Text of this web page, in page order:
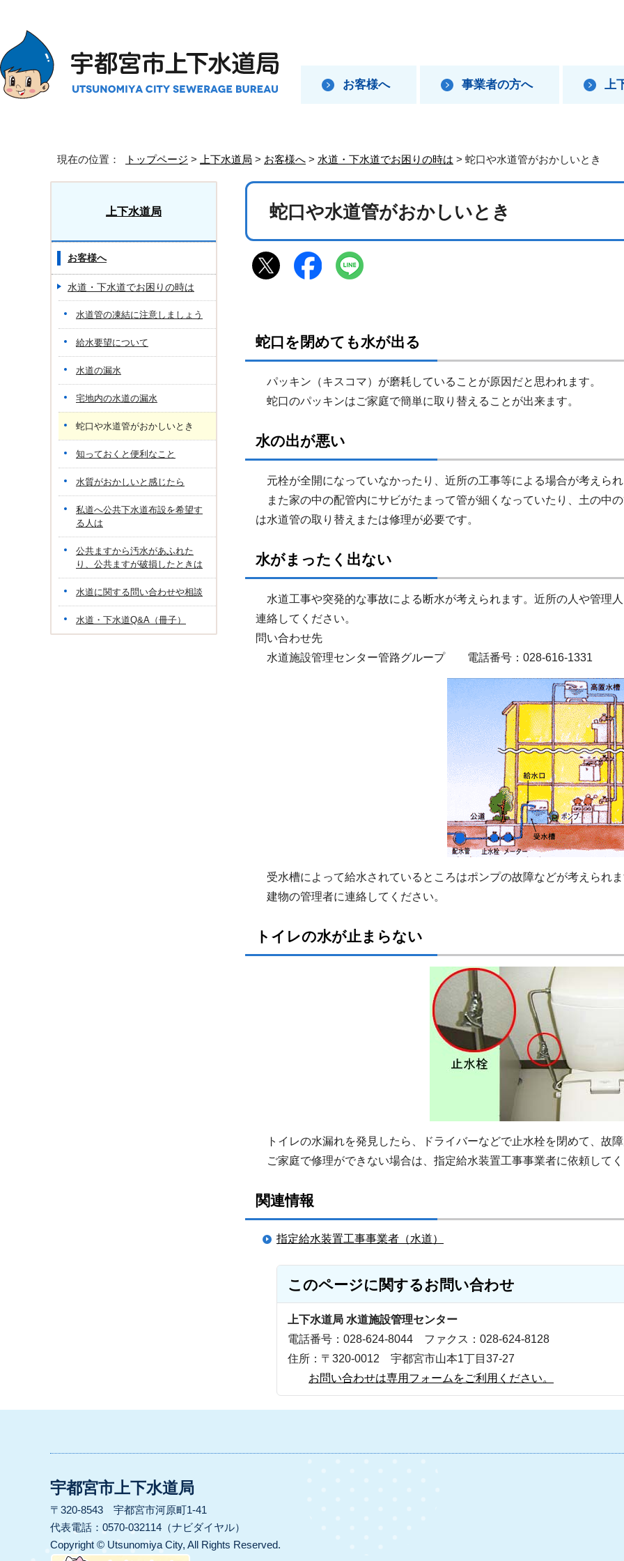
お客様へ 事業者の方へ 上
現在の位置： トップページ > 上下水道局 > お客様へ > 水道・下水道でお困りの時は > 蛇口や水道管がおかしいとき
蛇口や水道管がおかしいとき
蛇口を閉めても水が出る
パッキン（キスコマ）が磨耗していることが原因だと思われます。
蛇口のパッキンはご家庭で簡単に取り替えることが出来ます。
水の出が悪い
元栓が全開になっていなかったり、近所の工事等による場合が考えら
また家の中の配管内にサビがたまって管が細くなっていたり、土の中
は水道管の取り替えまたは修理が必要です。
水がまったく出ない
水道工事や突発的な事故による断水が考えられます。近所の人や管理
連絡してください。
問い合わせ先
水道施設管理センター管路グループ 電話番号：028-616-1331
受水槽によって給水されているところはポンプの故障などが考えられ
建物の管理者に連絡してください。
トイレの水が止まらない
トイレの水漏れを発見したら、ドライバーなどで止水栓を閉めて、故
ご家庭で修理ができない場合は、指定給水装置工事事業者に依頼して
関連情報
指定給水装置工事事業者（水道）
このページに関するお問い合わせ
上下水道局 水道施設管理センター
電話番号：028-624-8044 ファクス：028-624-8128
住所：〒320-0012 宇都宮市山本1丁目37-27
お問い合わせは専用フォームをご利用ください。
上下水道局
お客様へ
水道・下水道でお困りの時は
水道管の凍結に注意しましょう
給水要望について
水道の漏水
宅地内の水道の漏水
蛇口や水道管がおかしいとき
知っておくと便利なこと
水質がおかしいと感じたら
私道へ公共下水道布設を希望す
る人は
公共ますから汚水があふれた
り、公共ますが破損したときは
水道に関する問い合わせや相談
水道・下水道Q&A（冊子）
宇都宮市上下水道局
〒320-8543 宇都宮市河原町1-41
代表電話：0570-032114（ナビダイヤル）
Copyright © Utsunomiya City, All Rights Reserved.